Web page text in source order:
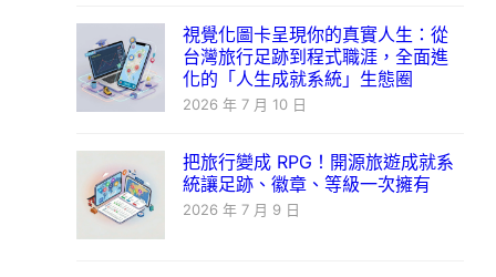
視覺化圖卡呈現你的真實人生：從
台灣旅行足跡到程式職涯，全面進
化的「人生成就系統」生態圈
2026 年 7 月 10 日
把旅行變成 RPG！開源旅遊成就系
統讓足跡、徽章、等級一次擁有
2026 年 7 月 9 日